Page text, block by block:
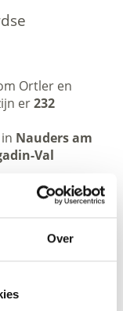
Over
Ortler en
er232
Nauders am
Val